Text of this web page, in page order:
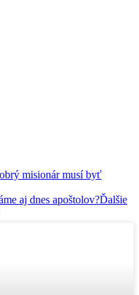
misionár musí byť
aj dnes apoštolov?Ďalšie